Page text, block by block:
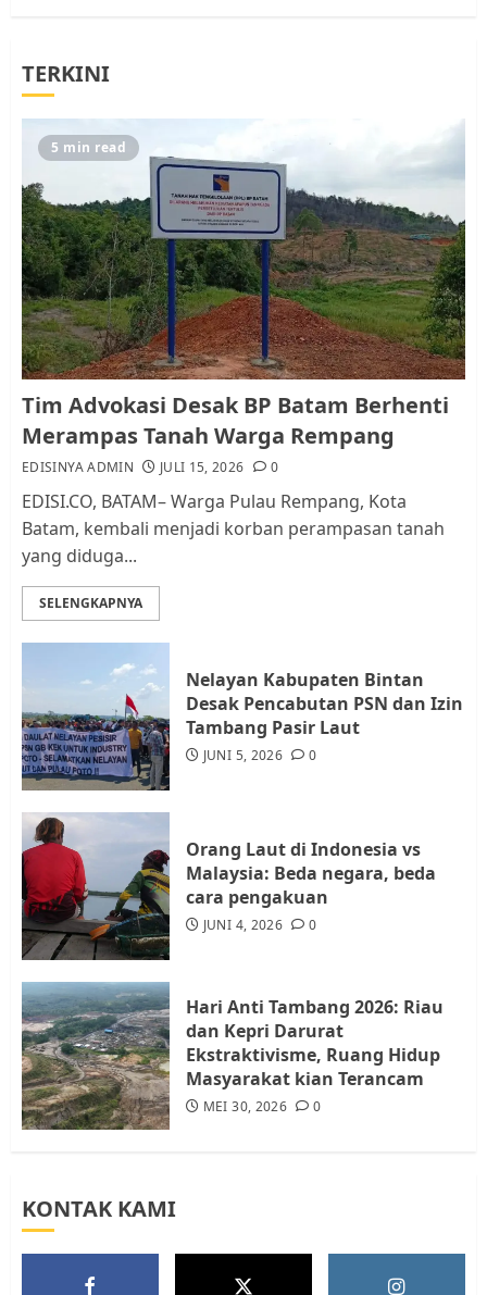
5
1
Pemko Batam Tegaskan RT dan
RW bukan Petugas Pendataan
dan Pemungutan Pajak
AGUSTUS 1, 2026 0
Kader Pajak jadi Penghubung
Pemerintah dan Masyarakat di
Lingkungan RT/RW
AGUSTUS 1, 2026
4
Warga Rempang Ajukan
Audiensi dengan Wali Kota
5
Tim Advokasi Desak BP Batam
Berhenti Merampas Tanah
TERKINI
5 min read
Tim Advokasi Desak BP Batam Berhenti
Merampas Tanah Warga Rempang
EDISINYA ADMIN JULI 15, 2026 0
EDISI.CO, BATAM– Warga Pulau Rempang, Kota
Batam, kembali menjadi korban perampasan tanah
yang diduga...
SELENGKAPNYA
Nelayan Kabupaten Bintan
Desak Pencabutan PSN dan Izin
Tambang Pasir Laut
JUNI 5, 2026 0
Orang Laut di Indonesia vs
Malaysia: Beda negara, beda
cara pengakuan
JUNI 4, 2026 0
Hari Anti Tambang 2026: Riau
dan Kepri Darurat
Ekstraktivisme, Ruang Hidup
Masyarakat kian Terancam
MEI 30, 2026 0
KONTAK KAMI